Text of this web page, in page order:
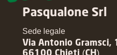
Pasqualone Srl
Sede legale
Via Antonio Gramsci,